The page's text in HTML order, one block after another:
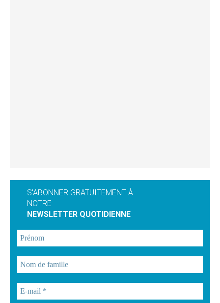
S'ABONNER GRATUITEMENT À
NOTRE
NEWSLETTER QUOTIDIENNE